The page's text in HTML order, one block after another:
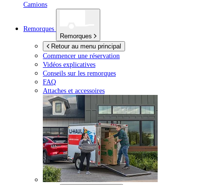
Camions
Remorques
Remorques
Retour au menu principal
Commencer une réservation
Vidéos explicatives
Conseils sur les remorques
FAQ
Attaches et accessoires